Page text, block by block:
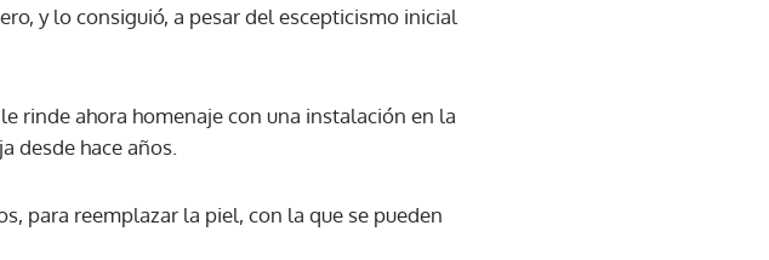
boletín.
y lo consiguió, a pesar del escepticismo inicial
rinde ahora homenaje con una instalación en la
desde hace años.
para reemplazar la piel, con la que se pueden